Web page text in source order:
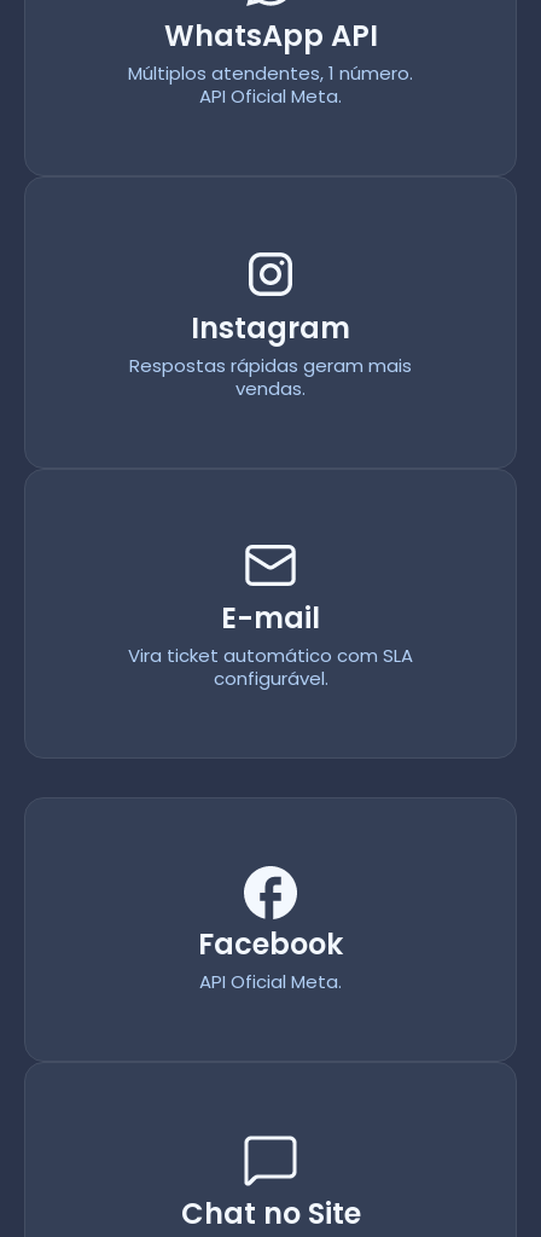
WhatsApp API
Múltiplos atendentes, 1 número.
API Oficial Meta.
Instagram
Respostas rápidas geram mais
vendas.
E-mail
Vira ticket automático com SLA
configurável.
Facebook
API Oficial Meta.
Chat no Site